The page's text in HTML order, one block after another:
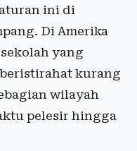
ini di
Di Amerika
yang
kurang
wilayah
pelesir hingga